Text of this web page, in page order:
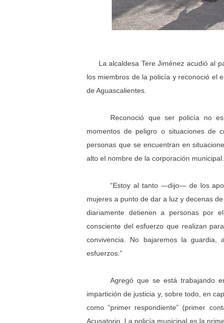
La alcaldesa Tere Jiménez acudió al
los miembros de la policía y reconoció el
de Aguascalientes.
Reconoció que ser policía no
momentos de peligro o situaciones de
personas que se encuentran en
alto el nombre de la corporación municipal.
“Estoy al tanto —dijo— de los
mujeres a punto de dar a luz y decenas
diariamente detienen a personas por
consciente del esfuerzo que realizan
convivencia. No bajaremos la
esfuerzos.”
Agregó que se está trabajando
impartición de justicia y, sobre todo, en
como “primer respondiente” (primer
Acusatorio. La policía municipal es la